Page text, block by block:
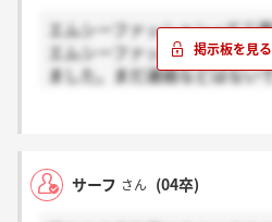
・会社説明会は無し。その
明もしてくれる
HPも無いので、何か他にご
エムシーファッションって三
エムシーファッションですよ
ました。まだ連絡などはない
サーフ さん (04卒)